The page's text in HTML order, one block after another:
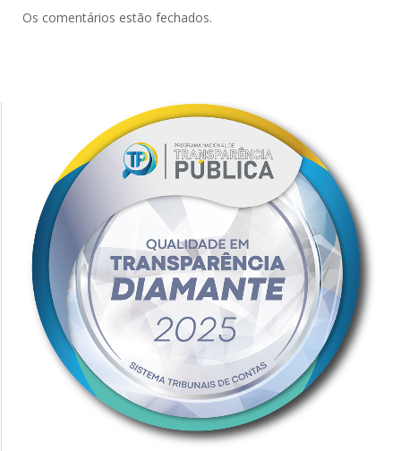
Os comentários estão fechados.